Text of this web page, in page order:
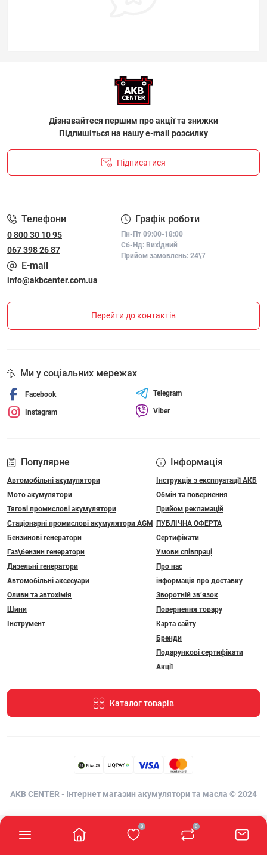
0 0
Дізнавайтеся першим про акції та знижки
Підпишіться на нашу e-mail розсилку
Підписатися
Телефони
0 800 30 10 95
067 398 26 87
Графік роботи
Пн-Пт 09:00-18:00
Сб-Нд: Вихідний
Прийом замовлень: 24\7
E-mail
info@akbcenter.com.ua
Перейти до контактів
Популярне
Автомобільні акумулятори
Мото акумулятори
Тягові промислові акумулятори
Стаціонарні промислові акумулятори АGM
Бензинові генератори
Газ\бензин генератори
Дизельні генератори
Автомобільні аксесуари
Оливи та автохімія
Шини
Інструмент
Інформація
Інструкція з експлуатації АКБ
Обмін та повернення
Прийом рекламацій
ПУБЛІЧНА ОФЕРТА
Сертифікати
Умови співпраці
Про нас
інформація про доставку
Зворотній зв’язок
Повернення товару
Карта сайту
Бренди
Подарункові сертифікати
Акції
Каталог товарів
Ми у соціальних мережах
Facebook
Instagram
Telegram
Viber
AKB CENTER - Інтернет магазин акумулятори та масла © 2024